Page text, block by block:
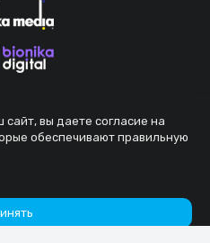
вы даете согласие на
обеспечивают правильную